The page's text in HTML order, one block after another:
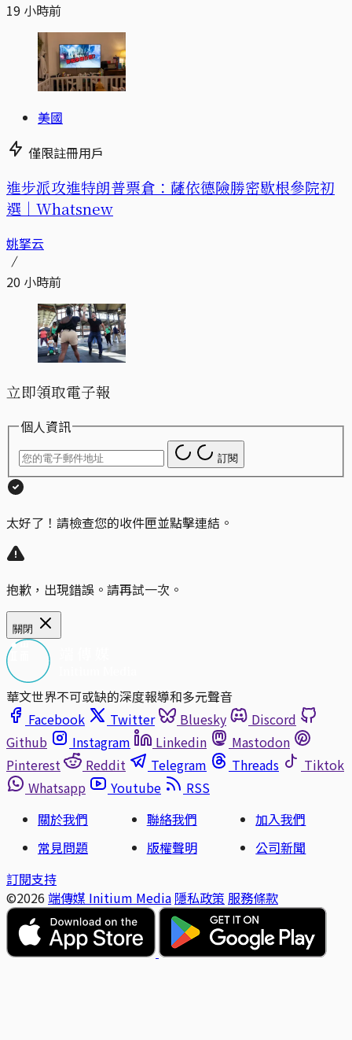
19 小時前
美國
僅限註冊用戶
進步派攻進特朗普票倉：薩依德險勝密歇根參院初
選｜Whatsnew
姚拏云
20 小時前
立即領取電子報
個人資訊
訂閱
太好了！請檢查您的收件匣並點擊連結。
抱歉，出現錯誤。請再試一次。
關閉
華文世界不可或缺的深度報導和多元聲音
Facebook
Twitter Bluesky
Discord
Github
Instagram Linkedin
Mastodon
Pinterest
Reddit Telegram Threads
Tiktok
Whatsapp
Youtube
RSS
關於我們
聯絡我們
加入我們
常見問題
版權聲明
公司新聞
訂閱支持
©2026 端傳媒 Initium Media 隱私政策 服務條款